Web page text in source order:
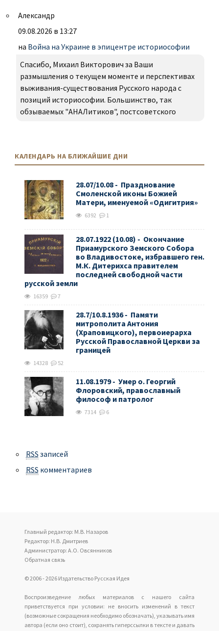
Александр
09.08.2026 в 13:27
на Война на Украине в эпицентре историософии
Спасибо, Михаил Викторович за Ваши
размышления о текущем моменте и перспективах
выживания-существования Русского народа с
позиций историософии. Большинство, так
обзываемых "АНАЛитиков", постсоветского
КАЛЕНДАРЬ НА БЛИЖАЙШИЕ ДНИ
28.07/10.08 - Празднование
Смоленской иконы Божией
Матери, именуемой «Одигитрия»
6392 1
28.07.1922 (10.08) - Окончание
Приамурского Земского Собора
во Владивостоке, избравшего ген.
М.К. Дитерихса правителем
последней свободной части
русской земли
16359 7
28.7/10.8.1936 - Памяти
митрополита Антония
(Храповицкого), первоиерарха
Русской Православной Церкви за
границей
14328 52
11.08.1979 - Умер о. Георгий
Флоровский, православный
философ и патролог
7314 6
RSS записей
RSS комментариев
Главный редактор: М.В. Назаров
Редактор: Н.В. Дмитриев
Администратор: А.О. Овсянников
Обратная связь
© 2006 - 2026 Издательство Русская Идея
Воспроизведение любых материалов с нашего сайта
приветствуется при условии: не вносить изменений в текст
(возможные сокращения необходимо обозначать), указывать имя
автора (если оно стоит), сохранять гиперссылки в тексте и давать